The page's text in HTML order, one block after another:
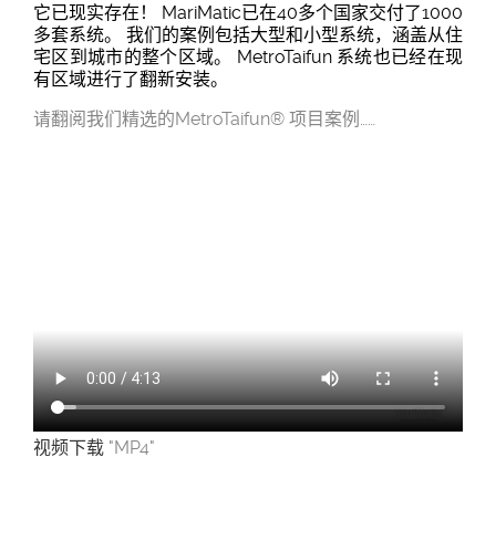
它已现实存在！ MariMatic已在40多个国家交付了1000
多套系统。 我们的案例包括大型和小型系统，涵盖从住
宅区到城市的整个区域。 MetroTaifun 系统也已经在现
有区域进行了翻新安装。
请翻阅我们精选的MetroTaifun® 项目案例……
视频下载 "MP4"